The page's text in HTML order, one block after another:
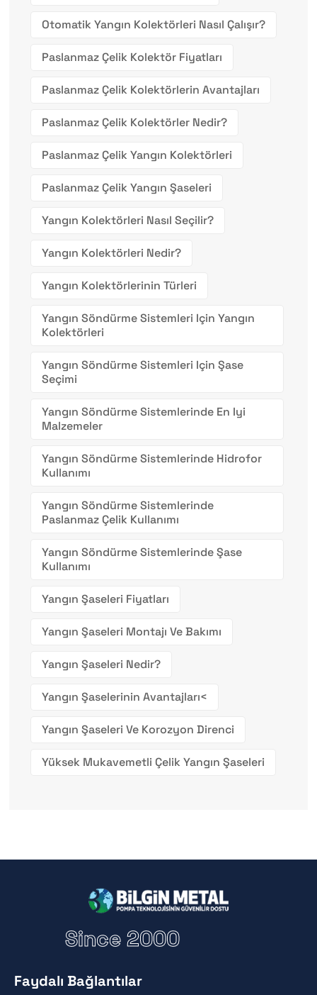
Otomatik Yangın Kolektörleri Nasıl Çalışır?
Paslanmaz Çelik Kolektör Fiyatları
Paslanmaz Çelik Kolektörlerin Avantajları
Paslanmaz Çelik Kolektörler Nedir?
Paslanmaz Çelik Yangın Kolektörleri
Paslanmaz Çelik Yangın Şaseleri
Yangın Kolektörleri Nasıl Seçilir?
Yangın Kolektörleri Nedir?
Yangın Kolektörlerinin Türleri
Yangın Söndürme Sistemleri Için Yangın
Kolektörleri
Yangın Söndürme Sistemleri Için Şase
Seçimi
Yangın Söndürme Sistemlerinde En Iyi
Malzemeler
Yangın Söndürme Sistemlerinde Hidrofor
Kullanımı
Yangın Söndürme Sistemlerinde
Paslanmaz Çelik Kullanımı
Yangın Söndürme Sistemlerinde Şase
Kullanımı
Yangın Şaseleri Fiyatları
Yangın Şaseleri Montajı Ve Bakımı
Yangın Şaseleri Nedir?
Yangın Şaselerinin Avantajları<
Yangın Şaseleri Ve Korozyon Direnci
Yüksek Mukavemetli Çelik Yangın Şaseleri
Since 2000
Faydalı Bağlantılar